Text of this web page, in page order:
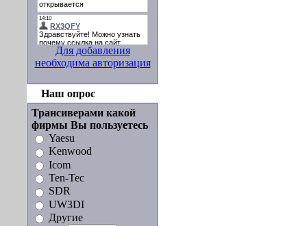
Для добавления
необходима авторизация
Наш опрос
Трансиверами какой
фирмы Вы пользуетесь
Yaesu
Kenwood
Icom
Ten-Tec
SDR
UW3DI
Другие